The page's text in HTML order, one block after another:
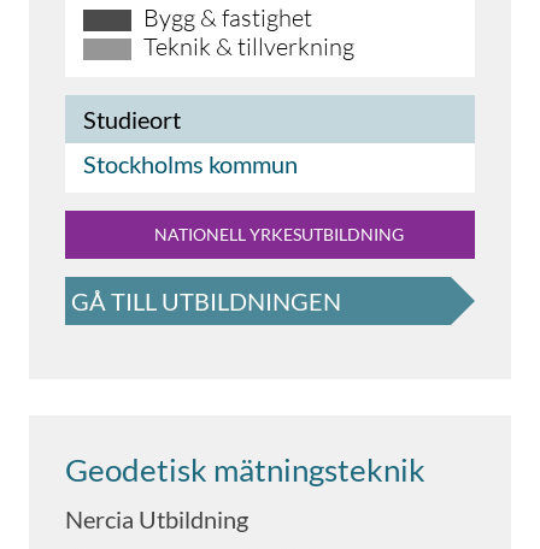
Bygg & fastighet
Teknik & tillverkning
Studieort
Stockholms kommun
NATIONELL YRKESUTBILDNING
GÅ TILL UTBILDNINGEN
Geodetisk mätningsteknik
Nercia Utbildning